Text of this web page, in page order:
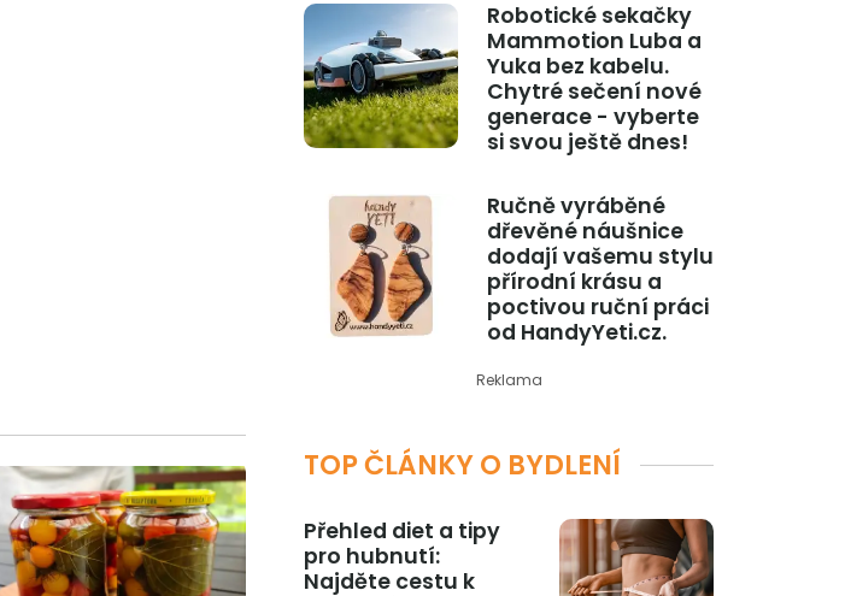
Robotické sekačky
Mammotion Luba a
Yuka bez kabelu.
Chytré sečení nové
generace - vyberte
si svou ještě dnes!
Ručně vyráběné
dřevěné náušnice
dodají vašemu stylu
přírodní krásu a
poctivou ruční práci
od HandyYeti.cz.
Reklama
TOP ČLÁNKY O BYDLENÍ
Přehled diet a tipy
pro hubnutí:
Najděte cestu k